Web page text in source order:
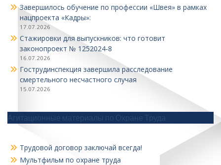
Завершилось обучение по профессии «Швея» в рамках
нацпроекта «Кадры»:
17.07.2026
Стажировки для выпускников: что готовит
законопроект № 1252024‑8
16.07.2026
Гострудинспекция завершила расследование
смертельного несчастного случая
15.07.2026
Агитационные материалы по Охране Труда
Трудовой договор заключай всегда!
Мультфильм по охране труда